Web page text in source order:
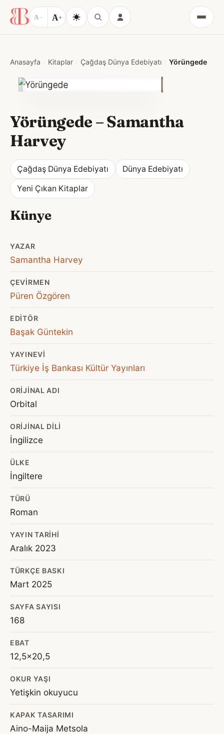
A − A+
Menü
Anasayfa Kitaplar Çağdaş Dünya Edebiyatı Yörüngede
Yörüngede –Samantha
Harvey
Çağdaş Dünya Edebiyatı Dünya Edebiyatı
Yeni Çıkan Kitaplar
Künye
YAZAR
Samantha Harvey
ÇEVIRMEN
Püren Özgören
EDITÖR
Başak Güntekin
YAYINEVI
Türkiye İş Bankası Kültür Yayınları
ORIJINAL ADI
Orbital
ORIJINAL DILI
İngilizce
ÜLKE
İngiltere
TÜRÜ
Roman
YAYIN TARIHI
Aralık 2023
TÜRKÇE BASKI
Mart 2025
SAYFA SAYISI
168
EBAT
12,5x20,5
OKUR YAŞI
Yetişkin okuyucu
KAPAK TASARIMI
Aino-Maija Metsola